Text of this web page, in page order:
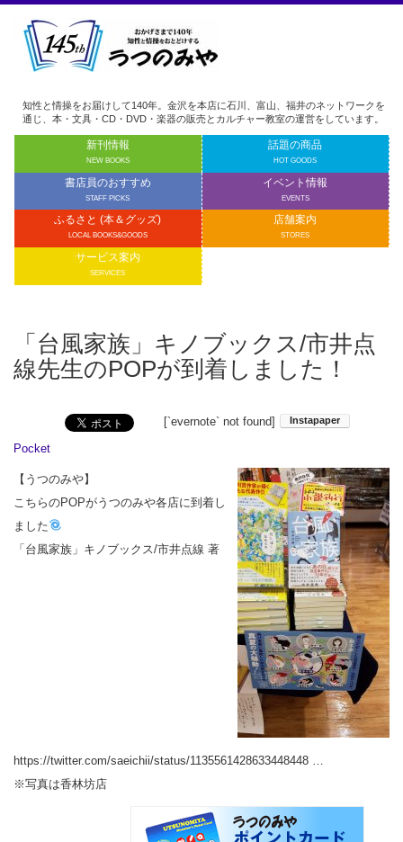
知性と情操をお届けして140年。金沢を本店に石川、富山、福井のネットワークを
通じ、本・文具・CD・DVD・楽器の販売とカルチャー教室の運営をしています。
新刊情報
NEW BOOKS
話題の商品
HOT GOODS
書店員のおすすめ
STAFF PICKS
イベント情報
EVENTS
ふるさと (本＆グッズ)
LOCAL BOOKS&GOODS
店舗案内
STORES
サービス案内
SERVICES
「台風家族」キノブックス/市井点
線先生のPOPが到着しました！
[`evernote` not found]
Pocket
【うつのみや】
こちらのPOPがうつのみや各店に到着し
ました
「台風家族」キノブックス/市井点線 著
https://twitter.com/saeichii/status/1135561428633448448 …
※写真は香林坊店